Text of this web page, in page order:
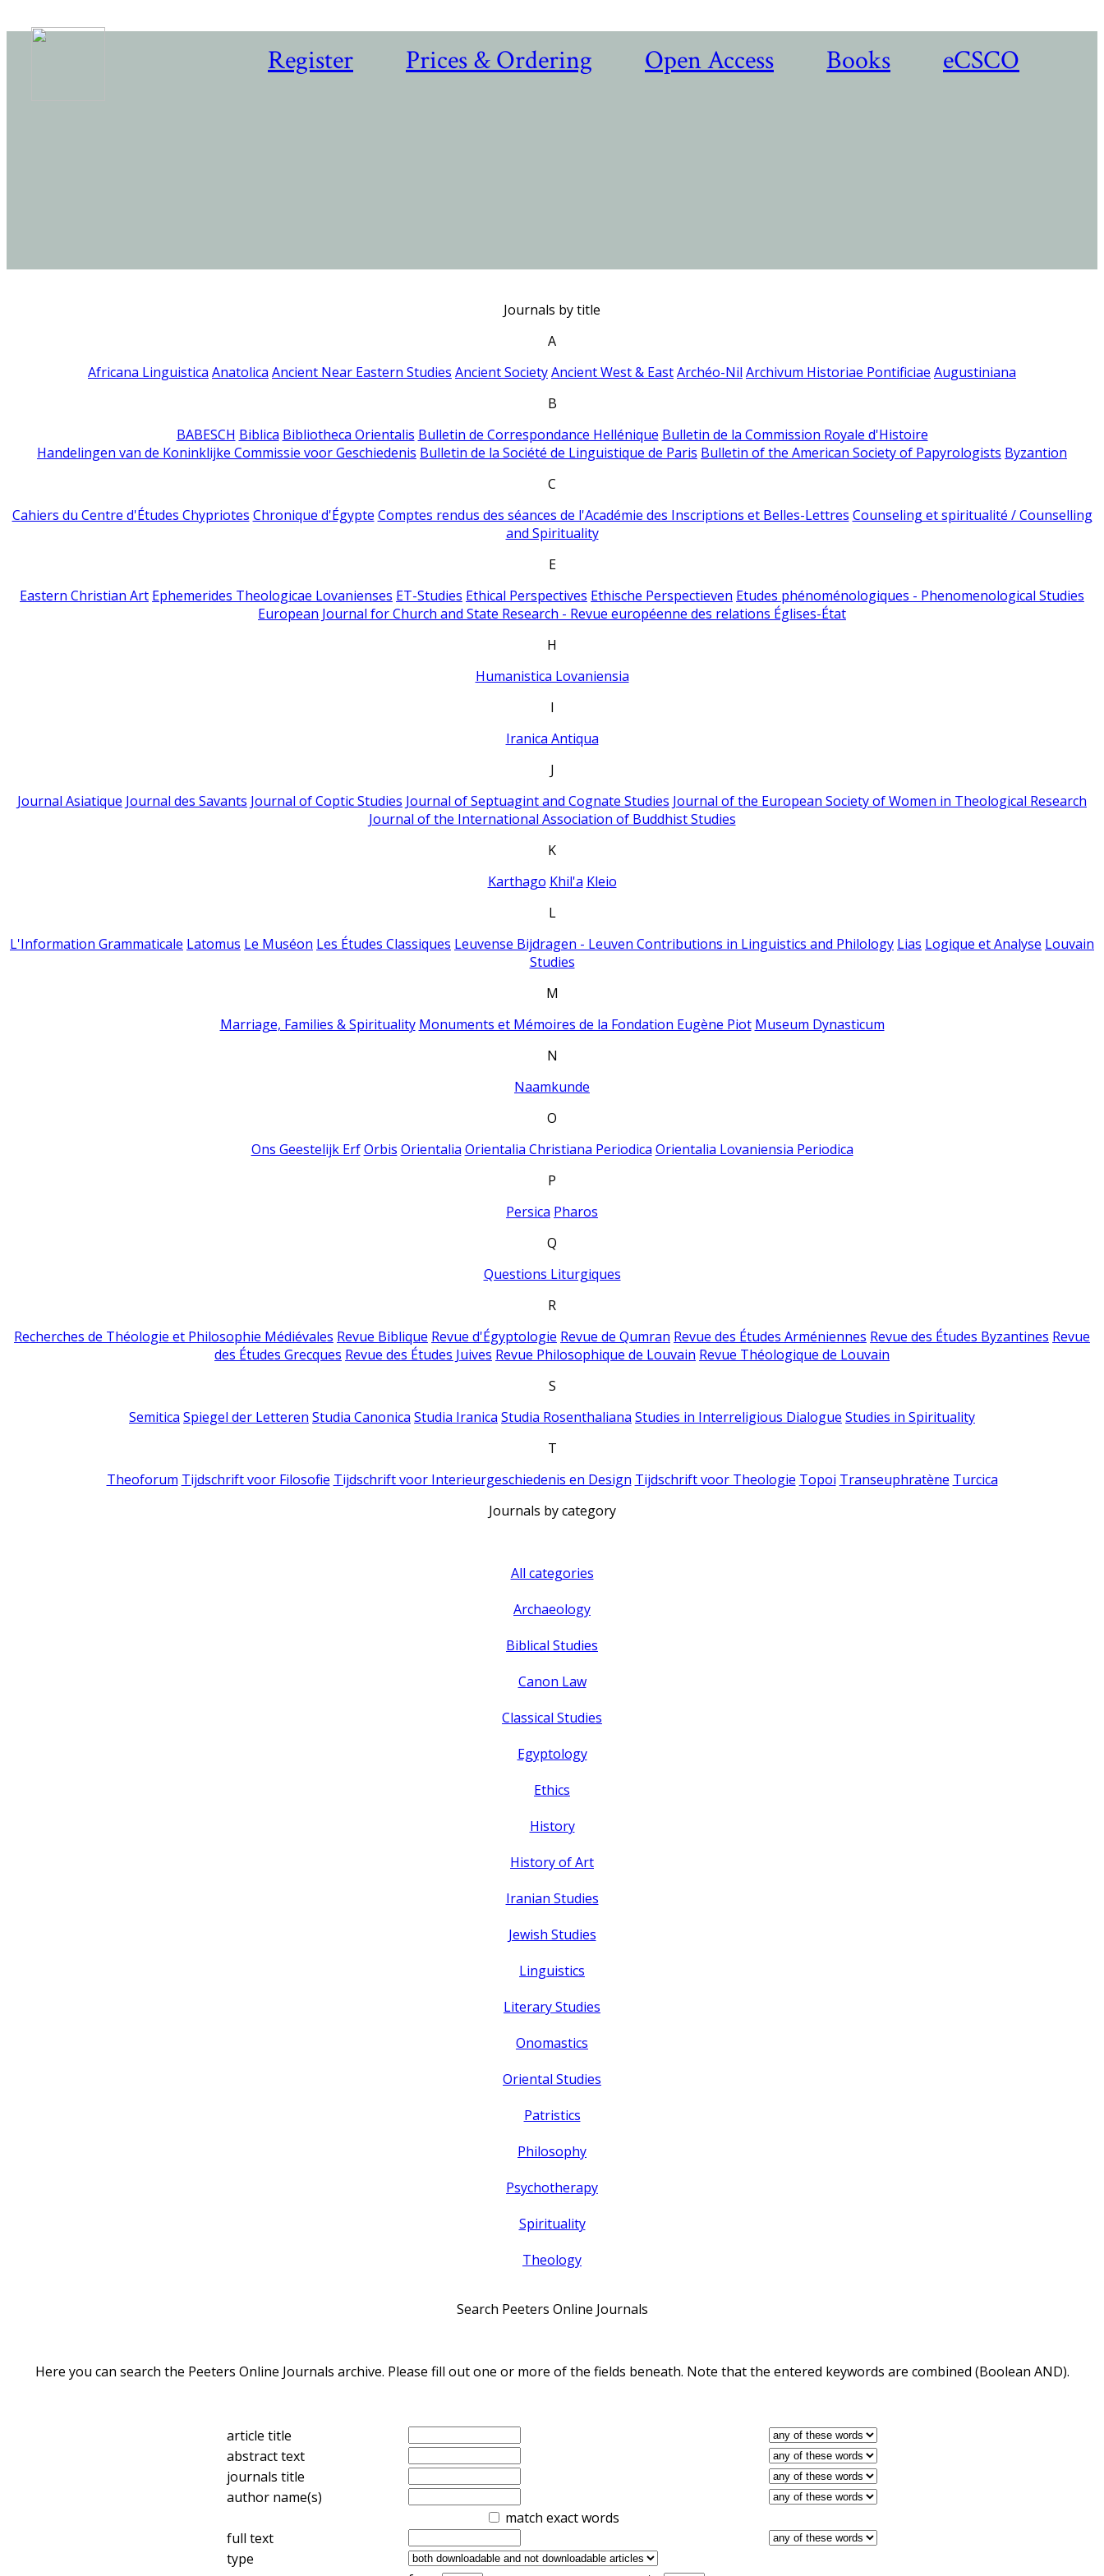
Register Prices & Ordering Open Access Books eCSCO
Journals by title
A
Africana Linguistica Anatolica Ancient Near Eastern Studies Ancient SocietyAncient West & EastArchéo-Nil Archivum Historiae Pontificiae Augustiniana
B
BABESCH Biblica Bibliotheca Orientalis Bulletin de Correspondance Hellénique Bulletin de la Commission Royale d'Histoire
Handelingen van de Koninklijke Commissie voor Geschiedenis Bulletin de la Société de Linguistique de Paris Bulletin of the American Society of Papyrologists Byzantion
C
Cahiers du Centre d'Études Chypriotes Chronique d'Égypte Comptes rendus des séances de l'Académie des Inscriptions et Belles-Lettres Counseling et spiritualité / Counselling
and Spirituality
E
Eastern Christian Art Ephemerides Theologicae Lovanienses ET-Studies Ethical Perspectives Ethische Perspectieven Etudes phénoménologiques - Phenomenological Studies
European Journal for Church and State Research - Revue européenne des relations Églises-État
H
Humanistica Lovaniensia
I
Iranica Antiqua
J
Journal Asiatique Journal des Savants Journal of Coptic Studies Journal of Septuagint and Cognate Studies Journal of the European Society of Women in Theological Research
Journal of the International Association of Buddhist Studies
K
Karthago Khil'a Kleio
L
L'Information Grammaticale Latomus Le Muséon Les Études Classiques Leuvense Bijdragen - Leuven Contributions in Linguistics and Philology Lias Logique et Analyse Louvain
Studies
M
Marriage, Families & Spirituality Monuments et Mémoires de la Fondation Eugène Piot Museum Dynasticum
N
Naamkunde
O
Ons Geestelijk Erf Orbis Orientalia Orientalia Christiana Periodica Orientalia Lovaniensia Periodica
P
Persica Pharos
Q
Questions Liturgiques
R
Recherches de Théologie et Philosophie Médiévales Revue Biblique Revue d'Égyptologie Revue de Qumran Revue des Études Arméniennes Revue des Études Byzantines Revue
des Études Grecques Revue des Études Juives Revue Philosophique de Louvain Revue Théologique de Louvain
S
Semitica Spiegel der Letteren Studia Canonica Studia Iranica Studia Rosenthaliana Studies in Interreligious Dialogue Studies in Spirituality
T
Theoforum Tijdschrift voor Filosofie Tijdschrift voor Interieurgeschiedenis en Design Tijdschrift voor Theologie Topoi Transeuphratène Turcica
Journals by category
All categories
Archaeology
Biblical Studies
Canon Law
Classical Studies
Egyptology
Ethics
History
History of Art
Iranian Studies
Jewish Studies
Linguistics
Literary Studies
Onomastics
Oriental Studies
Patristics
Philosophy
Psychotherapy
Spirituality
Theology
Search Peeters Online Journals
Here you can search the Peeters Online Journals archive. Please fill out one or more of the fields beneath. Note that the entered keywords are combined (Boolean AND).
article title
abstract text
journals title
author name(s)
match exact words
full text
type